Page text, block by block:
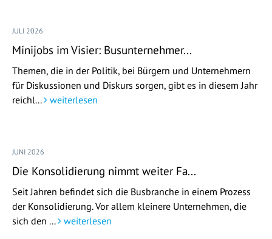
JULI 2026
Minijobs im Visier: Busunternehmer...
Themen, die in der Politik, bei Bürgern und Unternehmern
für Diskussionen und Diskurs sorgen, gibt es in diesem Jahr
reichl...
weiterlesen
JUNI 2026
Die Konsolidierung nimmt weiter Fa...
Seit Jahren befindet sich die Busbranche in einem Prozess
der Konsolidierung. Vor allem kleinere Unternehmen, die
sich den ...
weiterlesen